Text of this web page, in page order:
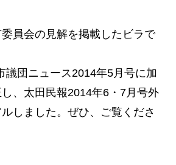
員会の見解を掲載したビラで
団ニュース2014年5月号に加
、太田民報2014年6・7月号外
しました。ぜひ、ご覧くださ